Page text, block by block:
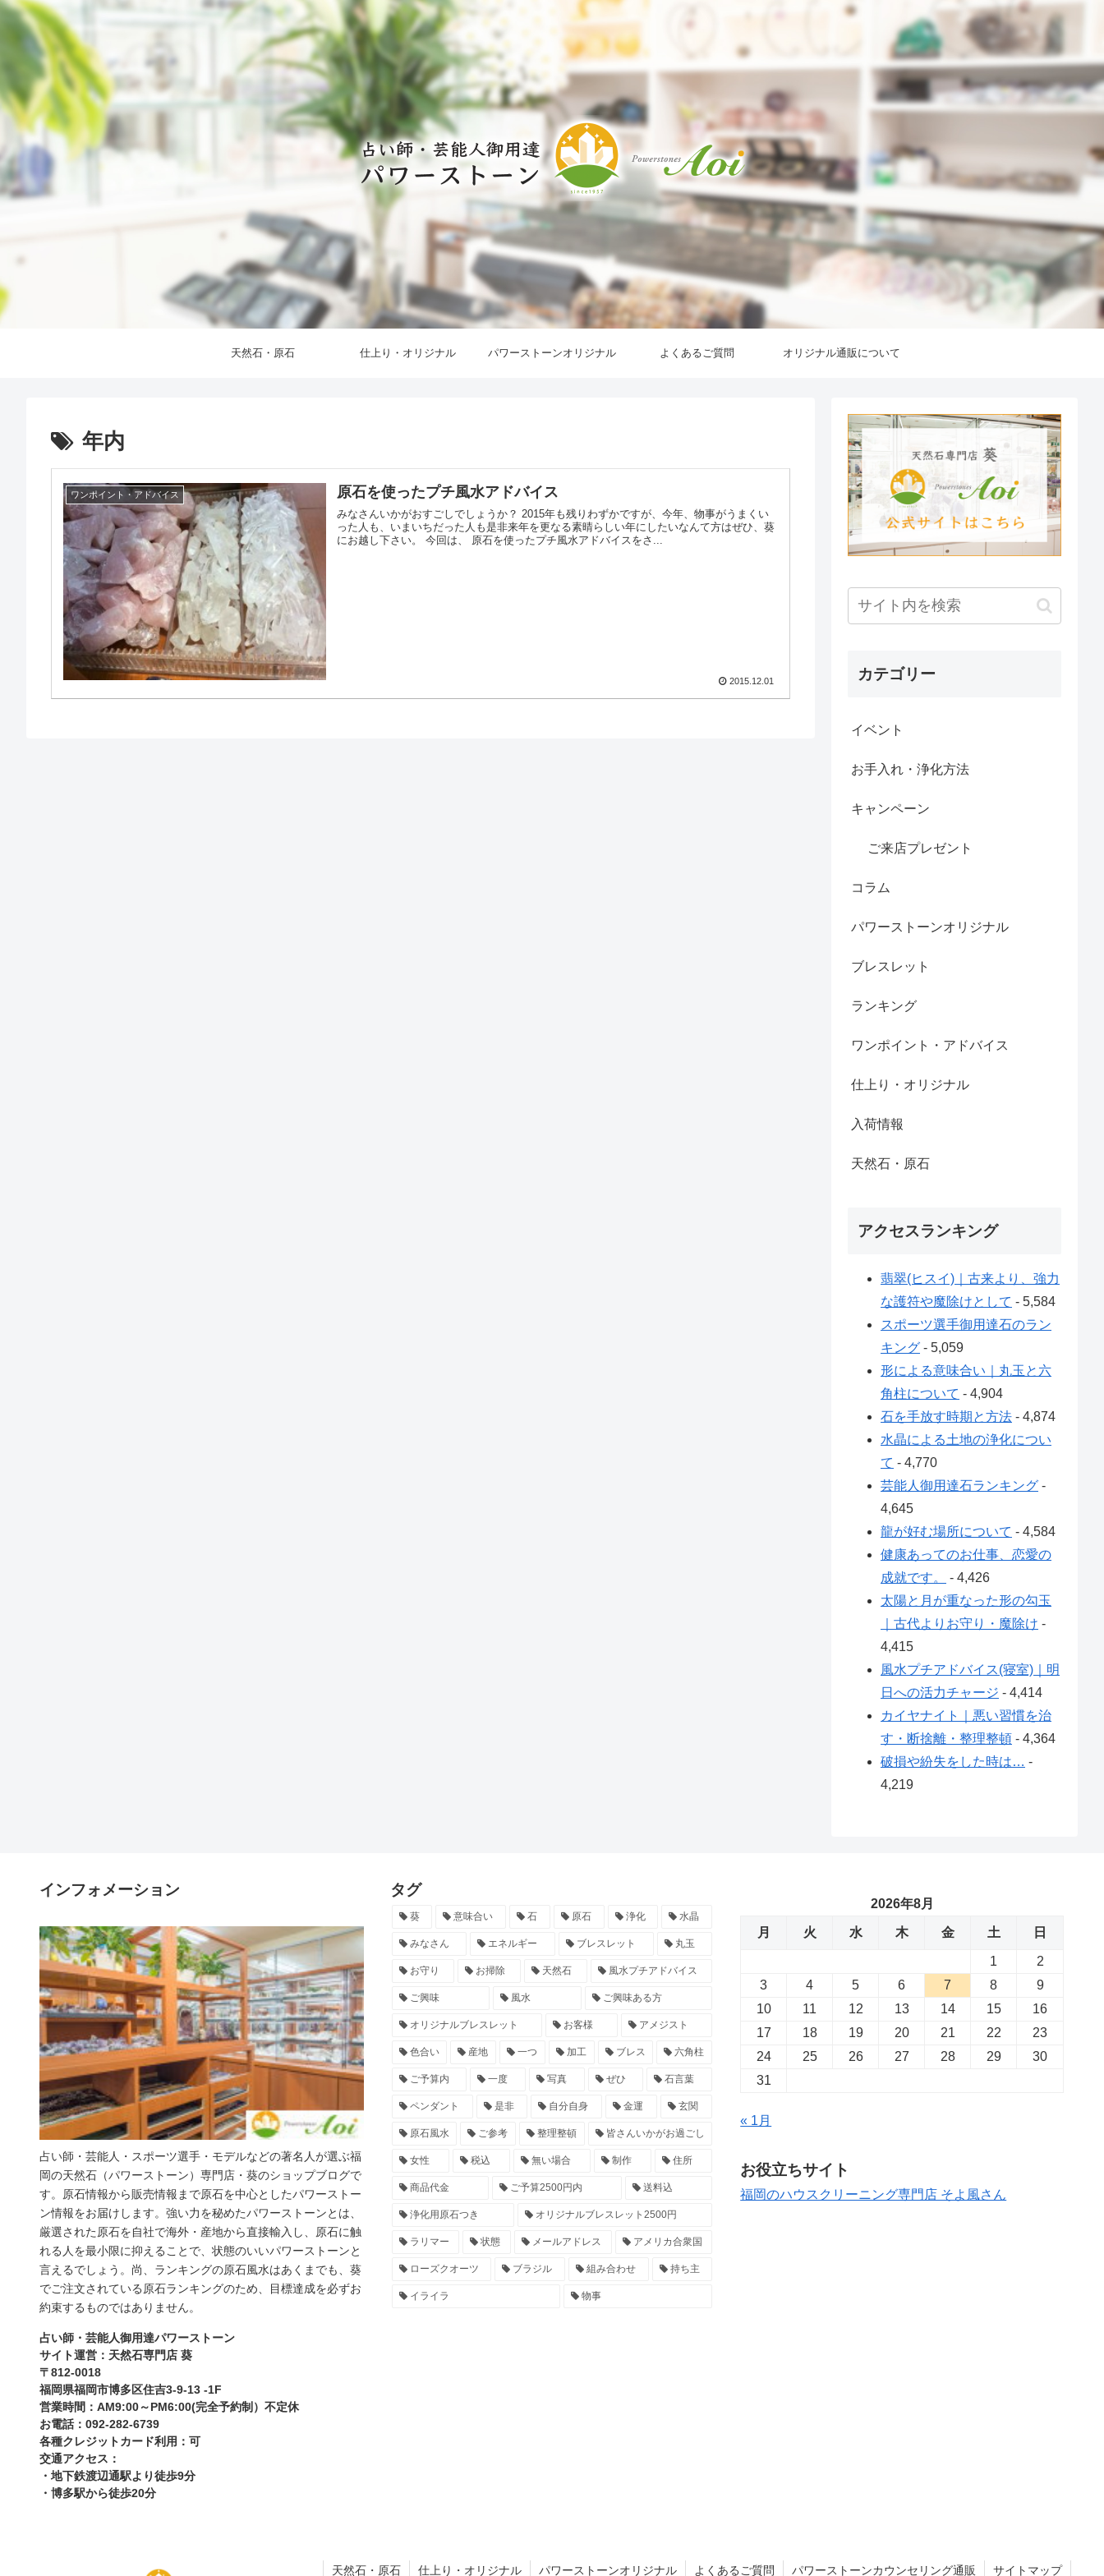
天然石・原石 仕上り・オリジナル パワーストーンオリジナル よくあるご質問 オリジナル通販について
年内
ワンポイント・アドバイス 原石を使ったプチ風水アドバイス
みなさんいかがおすごしでしょうか？ 2015年も残りわずかですが、今年、物事がうまくい
った人も、いまいちだった人も是非来年を更なる素晴らしい年にしたいなんて方はぜひ、葵
にお越し下さい。 今回は、 原石を使ったプチ風水アドバイスをさ...
2015.12.01 カテゴリー
イベント
お手入れ・浄化方法
キャンペーン
ご来店プレゼント
コラム
パワーストーンオリジナル
ブレスレット
ランキング
ワンポイント・アドバイス
仕上り・オリジナル
入荷情報
天然石・原石
アクセスランキング
翡翠(ヒスイ)｜古来より、強力
な護符や魔除けとして - 5,584
スポーツ選手御用達石のラン
キング - 5,059
形による意味合い｜丸玉と六
角柱について - 4,904
石を手放す時期と方法 - 4,874
水晶による土地の浄化につい
て - 4,770
芸能人御用達石ランキング -
4,645
龍が好む場所について - 4,584
健康あってのお仕事、恋愛の
成就です。
- 4,426
太陽と月が重なった形の勾玉
｜古代よりお守り・魔除け -
4,415
風水プチアドバイス(寝室)｜明
日への活力チャージ - 4,414
カイヤナイト｜悪い習慣を治
す・断捨離・整理整頓 - 4,364
破損や紛失をした時は… -
4,219
インフォメーション
占い師・芸能人・スポーツ選手・モデルなどの著名人が選ぶ福
岡の天然石（パワーストーン）専門店・葵のショップブログで
す。原石情報から販売情報まで原石を中心としたパワーストー
ン情報をお届けします。強い力を秘めたパワーストーンとは、
厳選された原石を自社で海外・産地から直接輸入し、原石に触
れる人を最小限に抑えることで、状態のいいパワーストーンと
言えるでしょう。尚、ランキングの原石風水はあくまでも、葵
でご注文されている原石ランキングのため、目標達成を必ずお
約束するものではありません。
占い師・芸能人御用達パワーストーン
サイト運営：天然石専門店 葵
〒812-0018
福岡県福岡市博多区住吉3-9-13 -1F
営業時間：AM9:00～PM6:00(完全予約制）不定休
お電話：092-282-6739
各種クレジットカード利用：可
交通アクセス：
・地下鉄渡辺通駅より徒歩9分
・博多駅から徒歩20分
タグ
葵 意味合い 石 原石 浄化 水晶
みなさん エネルギー ブレスレット 丸玉
お守り お掃除 天然石 風水プチアドバイス
ご興味 風水 ご興味ある方
オリジナルブレスレット お客様 アメジスト
色合い 産地 一つ 加工 ブレス 六角柱
ご予算内 一度 写真 ぜひ 石言葉
ペンダント 是非 自分自身 金運 玄関
原石風水 ご参考 整理整頓 皆さんいかがお過ごし
女性 税込 無い場合 制作 住所
商品代金 ご予算2500円内 送料込
浄化用原石つき オリジナルブレスレット2500円
ラリマー 状態 メールアドレス アメリカ合衆国
ローズクオーツ ブラジル 組み合わせ 持ち主
イライラ 物事
2026年8月
月 火 水 木 金 土 日
1
2
3
4 5 6 7 8
9
10
11 12 13 14 15
16
17
18 19 20 21 22
23
24
25 26 27 28 29
30
31
« 1月
お役立ちサイト
福岡のハウスクリーニング専門店 そよ風さん
天然石・原石 仕上り・オリジナル パワーストーンオリジナル よくあるご質問 パワーストーンカウンセリング通販 サイトマップ